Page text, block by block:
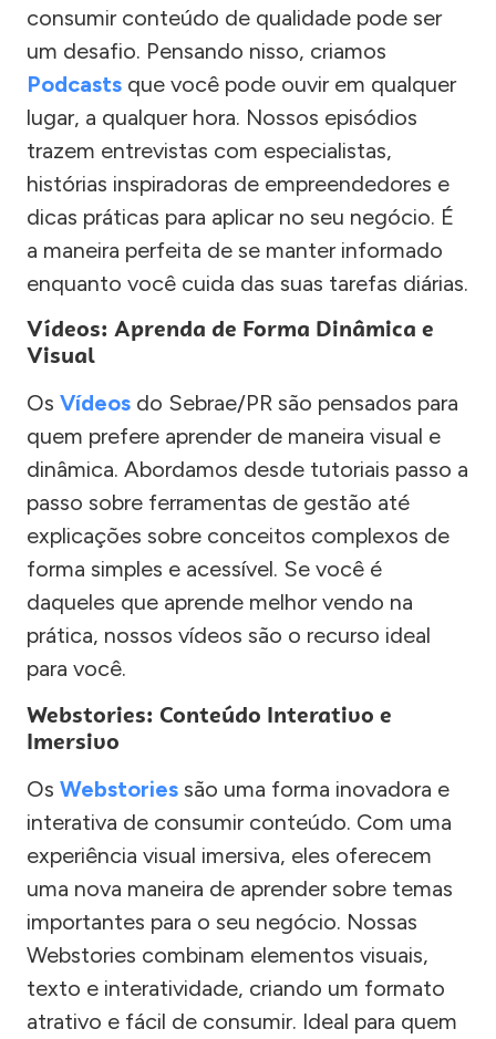
consumir conteúdo de qualidade pode ser
um desafio. Pensando nisso, criamos
Podcasts que você pode ouvir em qualquer
lugar, a qualquer hora. Nossos episódios
trazem entrevistas com especialistas,
histórias inspiradoras de empreendedores e
dicas práticas para aplicar no seu negócio. É
a maneira perfeita de se manter informado
enquanto você cuida das suas tarefas diárias.
Vídeos: Aprenda de Forma Dinâmica e
Visual
Os Vídeos do Sebrae/PR são pensados para
quem prefere aprender de maneira visual e
dinâmica. Abordamos desde tutoriais passo a
passo sobre ferramentas de gestão até
explicações sobre conceitos complexos de
forma simples e acessível. Se você é
daqueles que aprende melhor vendo na
prática, nossos vídeos são o recurso ideal
para você.
Webstories: Conteúdo Interativo e
Imersivo
Os Webstories são uma forma inovadora e
interativa de consumir conteúdo. Com uma
experiência visual imersiva, eles oferecem
uma nova maneira de aprender sobre temas
importantes para o seu negócio. Nossas
Webstories combinam elementos visuais,
texto e interatividade, criando um formato
atrativo e fácil de consumir. Ideal para quem